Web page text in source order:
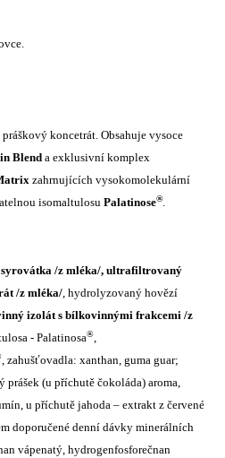
koncetrát. Obsahuje vysoce
Blend a exklusivní komplex
zahrnujících vysokomolekulární
isomaltulosu Palatinose®.
syrovátka /z mléka/, ultrafiltrovaný
/z mléka/ , hydrolyzovaný hovězí
izolát s bílkovinnými frakcemi /z
- Palatinosa®
, zahušťovadla: xanthan, guma guar;
(u příchutě čokoláda) aroma,
u příchutě jahoda – extrakt z červené
doporučené denní dávky minerálních
vápenatý, hydrogenfosforečnan